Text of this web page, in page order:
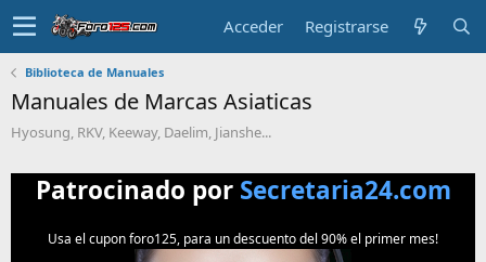
Acceder Registrarse
Biblioteca de Manuales
Manuales de Marcas Asiaticas
Hyosung, RKV, Keeway, Daelim, Jianshe...
Patrocinado por Secretaria24.com
Usa el cupon foro125, para un descuento del 90% el primer mes!